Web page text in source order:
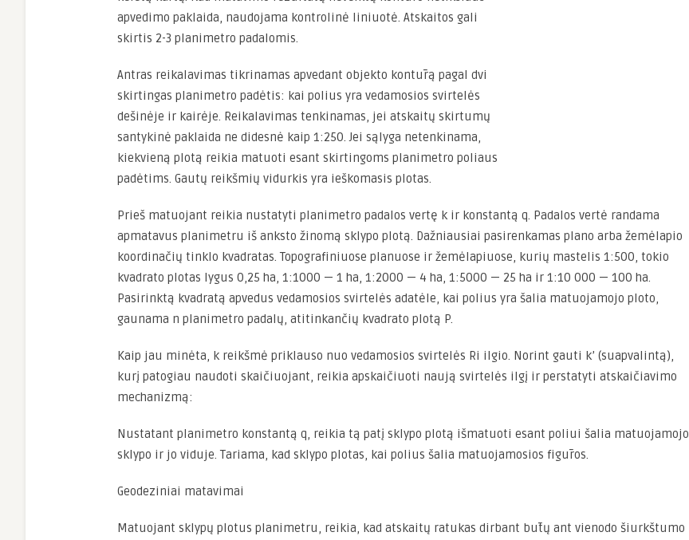
apvedimo paklaida, naudojama kontrolinė liniuotė. Atskaitos gali
skirtis 2-3 planimetro padalomis.
Antras reikalavimas tikrinamas apvedant objekto kontūrą pagal dvi
skirtingas planimetro padėtis: kai polius yra vedamosios svirtelės
dešinėje ir kairėje. Reikalavimas tenkinamas, jei atskaitų skirtumų
santykinė paklaida ne didesnė kaip 1:250. Jei sąlyga netenkinama,
kiekvieną plotą reikia matuoti esant skirtingoms planimetro poliaus
padėtims. Gautų reikšmių vidurkis yra ieškomasis plotas.
Prieš matuojant reikia nustatyti planimetro padalos vertę k ir konstantą q. Padalos vertė randama
apmatavus planimetru iš anksto žinomą sklypo plotą. Dažniausiai pasirenkamas plano arba žemėlapio
koordinačių tinklo kvadratas. Topografiniuose planuose ir žemėlapiuose, kurių mastelis 1:500, tokio
kvadrato plotas lygus 0,25 ha, 1:1000 — 1 ha, 1:2000 — 4 ha, 1:5000 — 25 ha ir 1:10 000 — 100 ha.
Pasirinktą kvadratą apvedus vedamosios svirtelės adatėle, kai polius yra šalia matuojamojo ploto,
gaunama n planimetro padalų, atitinkančių kvadrato plotą P.
Kaip jau minėta, k reikšmė priklauso nuo vedamosios svirtelės Ri ilgio. Norint gauti k’ (suapvalintą),
kurį patogiau naudoti skaičiuojant, reikia apskaičiuoti naują svirtelės ilgį ir perstatyti atskaičiavimo
mechanizmą:
Nustatant planimetro konstantą q, reikia tą patį sklypo plotą išmatuoti esant poliui šalia matuojamojo
sklypo ir jo viduje. Tariama, kad sklypo plotas, kai polius šalia matuojamosios figūros.
Geodeziniai matavimai
Matuojant sklypų plotus planimetru, reikia, kad atskaitų ratukas dirbant būtų ant vienodo šiurkštumo